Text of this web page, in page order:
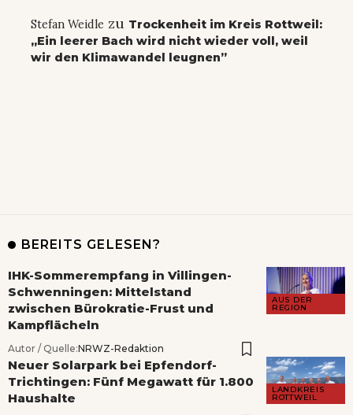
Stefan Weidle zu Trockenheit im Kreis Rottweil:
„Ein leerer Bach wird nicht wieder voll, weil
wir den Klimawandel leugnen”
BEREITS GELESEN?
AUS DER
REGION
IHK-Sommerempfang in Villingen-
Schwenningen: Mittelstand
zwischen Bürokratie-Frust und
Kampflächeln
Autor / Quelle:NRWZ-Redaktion
LANDKREIS
ROTTWEIL
Neuer Solarpark bei Epfendorf-
Trichtingen: Fünf Megawatt für 1.800
Haushalte